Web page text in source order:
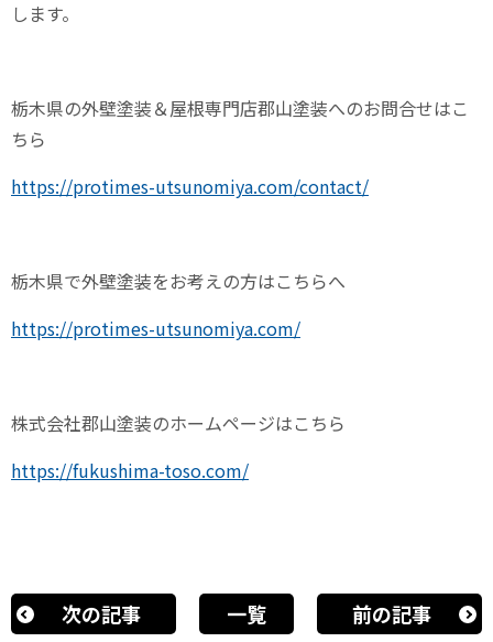
します。
栃木県の外壁塗装＆屋根専門店郡山塗装へのお問合せはこ
ちら
https://protimes-utsunomiya.com/contact/
栃木県で外壁塗装をお考えの方はこちらへ
https://protimes-utsunomiya.com/
株式会社郡山塗装のホームページはこちら
https://fukushima-toso.com/
次の記事 一覧 前の記事